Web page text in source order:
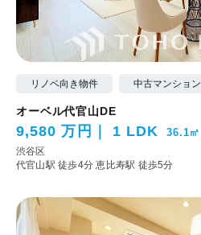
リノベ向き物件 中古マンション
オーベル代官山DE
9,580 万円 1 LDK 36.1㎡
渋谷区
代官山駅 徒歩4分恵比寿駅 徒歩5分